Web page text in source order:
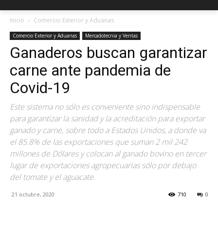
Inicio Comercio Exterior y Aduanas
Comercio Exterior y Aduanas Mercadotecnia y Ventas
Ganaderos buscan garantizar
carne ante pandemia de
Covid-19
Este sistema no sólo es conveniente sino indispensable
para garantizar la sanidad y la acreditación para exportar
ganado y carne, sobre todo a Estados Unidos, a donde va
el 85.8% de las exportaciones que suman 2 mil 242
millones de Dólares y colocan al ganado bovino en tercer
lugar de exportaciones agropecuarias sólo por debajo
del tomate y el aguacate.
21 octubre, 2020 0
710